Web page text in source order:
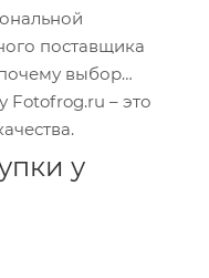
поставщика
выбор
Fotofrog.ru – это
у